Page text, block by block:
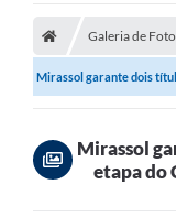
Galeria de
Mirassol garante dois
Mirassol
etapa do